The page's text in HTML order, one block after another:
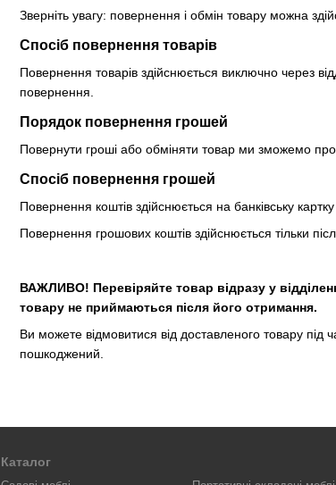
Зверніть увагу: повернення і обмін товару можна
Спосіб повернення товарів
Повернення товарів здійснюється виключно через
повернення.
Порядок повернення грошей
Повернути гроші або обміняти товар ми зможемо
Спосіб повернення грошей
Повернення коштів здійснюється на банківську
Повернення грошових коштів здійснюється тільки
ВАЖЛИВО! Перевіряйте товар відразу у
товару не приймаються після його отримання.
Ви можете відмовитися від доставленого товару під
пошкоджений.
Каталог